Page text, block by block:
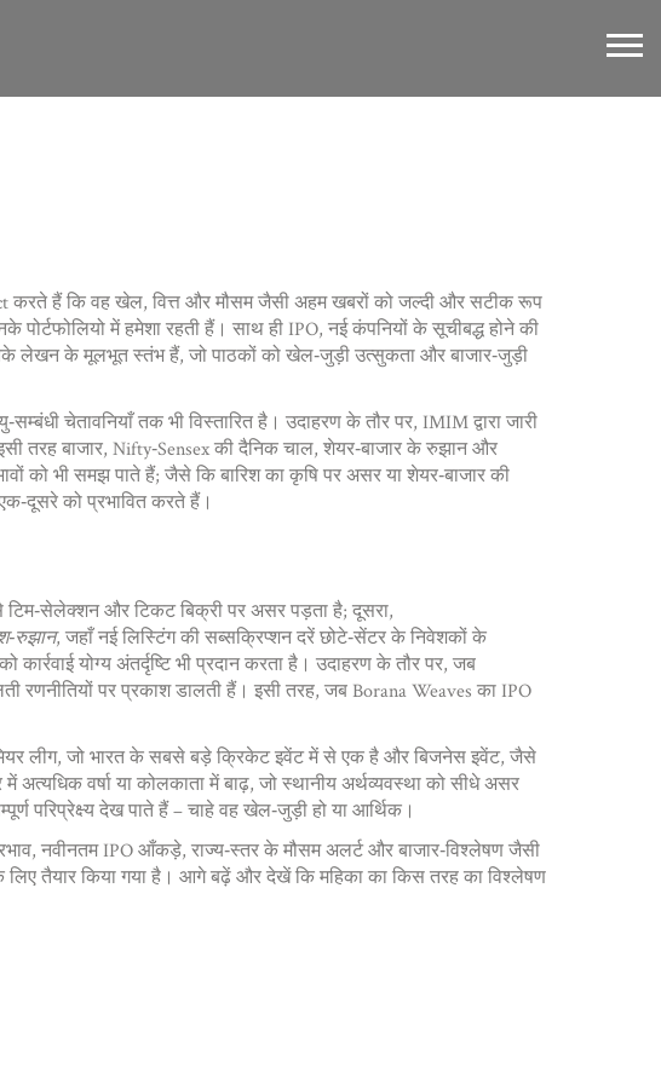
करते हैं कि वह खेल, वित्त और मौसम जैसी अहम खबरों को जल्दी और सटीक रूप
में हमेशा रहती हैं। साथ ही IPO, नई कंपनियों के सूचीबद्ध होने की
लेखन के मूलभूत स्तंभ हैं, जो पाठकों को खेल‑जुड़ी उत्सुकता और बाजार‑जुड़ी
चेतावनियाँतक भी विस्तारित है। उदाहरण के तौर पर, IMIM द्वारा जारी
तरहबाजार, Nifty‑Sensex की दैनिक चाल, शेयर‑बाजार के रुझान और
को भी समझ पाते हैं; जैसे कि बारिश का कृषि पर असर या शेयर‑बाजार की
को प्रभावित करते हैं।
और टिकट बिक्री पर असर पड़ता है; दूसरा,
, जहाँ नई लिस्टिंग की सब्सक्रिप्शन दरें छोटे‑सेंटर के निवेशकों के
योग्य अंतर्दृष्टि भी प्रदान करता है। उदाहरण के तौर पर, जब
रणनीतियों पर प्रकाश डालती हैं। इसी तरह, जब Borana Weaves का IPO
लीग, जो भारत के सबसे बड़े क्रिकेट इवेंट में से एक हैऔरबिजनेस इवेंट, जैसे
में अत्यधिक वर्षा या कोलकाता में बाढ़, जो स्थानीय अर्थव्यवस्था को सीधे असर
परिप्रेक्ष्य देख पाते हैं – चाहे वह खेल‑जुड़ी हो या आर्थिक।
नवीनतम IPO आँकड़े, राज्य‑स्तर के मौसम अलर्ट और बाजार‑विश्लेषण जैसी
लिए तैयार किया गया है। आगे बढ़ें और देखें कि महिका का किस तरह का विश्लेषण